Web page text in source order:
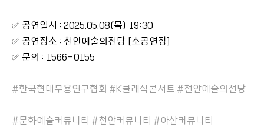
✅ 공연일시 : 2025.05.08(목) 19:30
✅ 공연장소 : 천안예술의전당 [소공연장]
✅ 문의 : 1566-0155
#한국현대무용연구협회 #K클래식콘서트 #천안예술의전당
#문화예술커뮤니티 #천안커뮤니티 #아산커뮤니티